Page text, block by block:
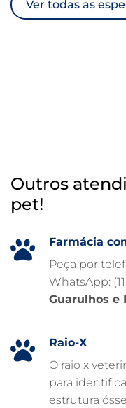
TRATAMENTO DE
HOSPITAL VETERINÁRIO
HOSPITAL VETERINÁRIO
FISIOTERAPIA
FARMÁCIA
EMERGÊNCIA
EMERGÊNCIA PARA PETS
Ver todas as
Outros
pet!
Farmácia
Peça por
WhatsApp:
Guarulhos e
Raio-X
O raio x
para
estrutura